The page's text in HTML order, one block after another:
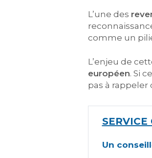
L’une des
comme un
L’enjeu de
européen. Si
pas à rappeler
SERVICE
Un